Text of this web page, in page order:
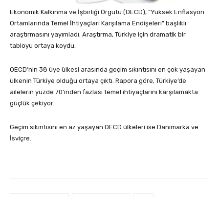
Ekonomik Kalkınma ve İşbirliği Örgütü (OECD), “Yüksek Enflasyon
Ortamlarında Temel İhtiyaçları Karşılama Endişeleri” başlıklı
araştırmasını yayımladı. Araştırma, Türkiye için dramatik bir
tabloyu ortaya koydu.
OECD’nin 38 üye ülkesi arasında geçim sıkıntısını en çok yaşayan
ülkenin Türkiye olduğu ortaya çıktı. Rapora göre, Türkiye’de
ailelerin yüzde 70’inden fazlası temel ihtiyaçlarını karşılamakta
güçlük çekiyor.
Geçim sıkıntısını en az yaşayan OECD ülkeleri ise Danimarka ve
İsviçre.